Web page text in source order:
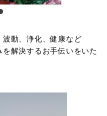
動、浄化、健康など
解決するお手伝いをいた